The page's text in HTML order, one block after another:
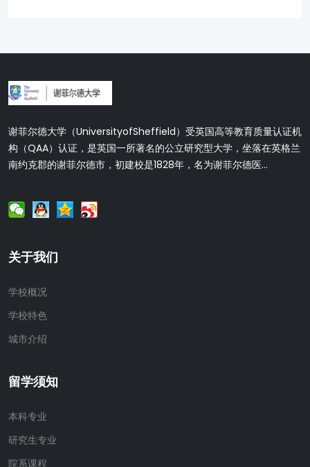
谢菲尔德大学（UniversityofSheffield）受英国高等教育质量认证机
构（QAA）认证，是英国一所著名的公立研究型大学，坐落在英格兰
南约克郡的谢菲尔德市，初建校是1828年，名为谢菲尔德医...
关于我们
学校概况
学校特色
城市介绍
留学须知
本科专业
研究生专业
院系课程